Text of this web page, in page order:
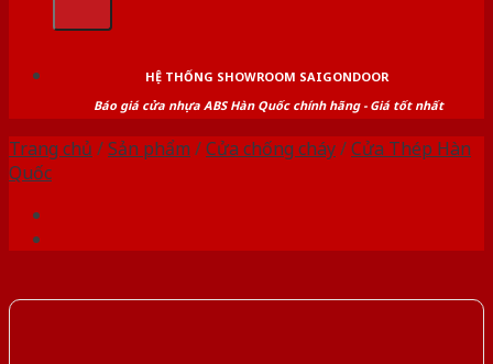
HỆ THỐNG SHOWROOM SAIGONDOOR
Báo giá cửa nhựa ABS Hàn Quốc chính hãng - Giá tốt nhất
Trang chủ /Sản phẩm /Cửa chống cháy/Cửa Thép Hàn
Quốc